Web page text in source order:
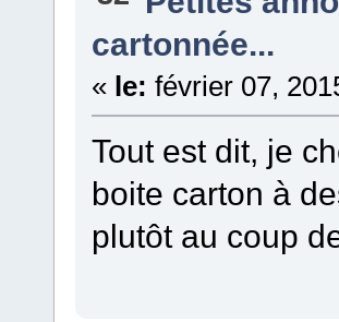
cartonnée...
« le: février 07,
Tout est dit, je
boite carton à
plutôt au coup